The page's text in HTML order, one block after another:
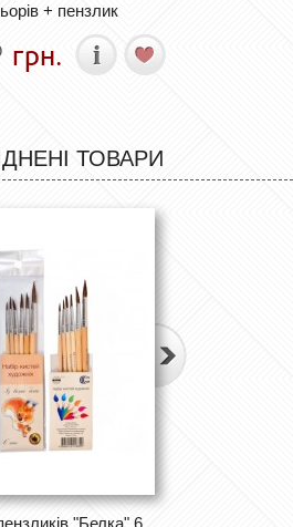
+ пензлик
грн.
ТОВАРИ